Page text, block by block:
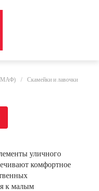
(МАФ) / Скамейки и лавочки
уличного
комфортное
к малым